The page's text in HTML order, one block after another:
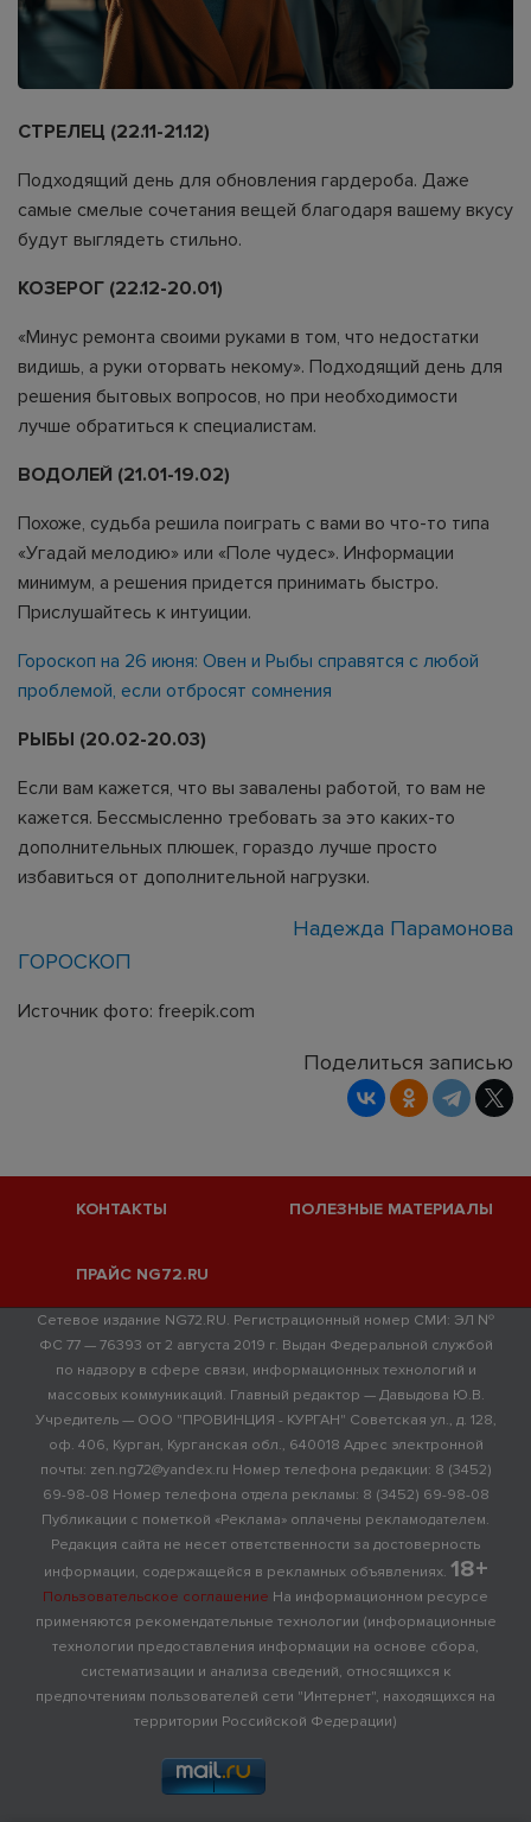
СТРЕЛЕЦ (22.11-21.12)
Подходящий день для обновления гардероба. Даже
самые смелые сочетания вещей благодаря вашему вкусу
будут выглядеть стильно.
КОЗЕРОГ (22.12-20.01)
«Минус ремонта своими руками в том, что недостатки
видишь, а руки оторвать некому». Подходящий день для
решения бытовых вопросов, но при необходимости
лучше обратиться к специалистам.
ВОДОЛЕЙ (21.01-19.02)
Похоже, судьба решила поиграть с вами во что-то типа
«Угадай мелодию» или «Поле чудес». Информации
минимум, а решения придется принимать быстро.
Прислушайтесь к интуиции.
Гороскоп на 26 июня: Овен и Рыбы справятся с любой
проблемой, если отбросят сомнения
РЫБЫ (20.02-20.03)
Если вам кажется, что вы завалены работой, то вам не
кажется. Бессмысленно требовать за это каких-то
дополнительных плюшек, гораздо лучше просто
избавиться от дополнительной нагрузки.
Надежда Парамонова
ГОРОСКОП
Источник фото: freepik.com
Поделиться записью
КОНТАКТЫ ПОЛЕЗНЫЕ МАТЕРИАЛЫ
ПРАЙС NG72.RU
Сетевое издание NG72.RU. Регистрационный номер СМИ: ЭЛ №
ФС 77 — 76393 от 2 августа 2019 г. Выдан Федеральной службой
по надзору в сфере связи, информационных технологий и
массовых коммуникаций. Главный редактор — Давыдова Ю.В.
Учредитель — ООО "ПРОВИНЦИЯ - КУРГАН" Советская ул., д. 128,
оф. 406, Курган, Курганская обл., 640018 Адрес электронной
почты: zen.ng72@yandex.ru Номер телефона редакции: 8 (3452)
69-98-08 Номер телефона отдела рекламы: 8 (3452) 69-98-08
Публикации с пометкой «Реклама» оплачены рекламодателем.
Редакция сайта не несет ответственности за достоверность
информации, содержащейся в рекламных объявлениях. 18+
Пользовательское соглашение На информационном ресурсе
применяются рекомендательные технологии (информационные
технологии предоставления информации на основе сбора,
систематизации и анализа сведений, относящихся к
предпочтениям пользователей сети "Интернет", находящихся на
территории Российской Федерации)